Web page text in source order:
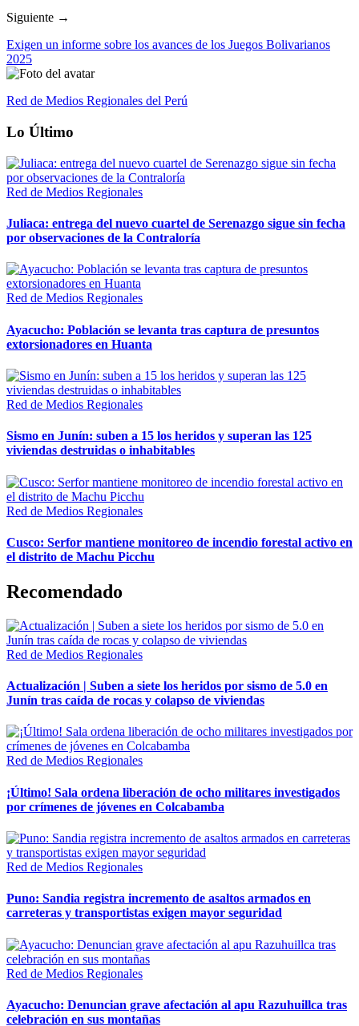
Siguiente →
Exigen un informe sobre los avances de los Juegos Bolivarianos
2025
Red de Medios Regionales del Perú
Lo Último
Red de Medios Regionales
Juliaca: entrega del nuevo cuartel de Serenazgo sigue sin fecha
por observaciones de la Contraloría
Red de Medios Regionales
Ayacucho: Población se levanta tras captura de presuntos
extorsionadores en Huanta
Red de Medios Regionales
Sismo en Junín: suben a 15 los heridos y superan las 125
viviendas destruidas o inhabitables
Red de Medios Regionales
Cusco: Serfor mantiene monitoreo de incendio forestal activo en
el distrito de Machu Picchu
Recomendado
Red de Medios Regionales
Actualización | Suben a siete los heridos por sismo de 5.0 en
Junín tras caída de rocas y colapso de viviendas
Red de Medios Regionales
¡Último! Sala ordena liberación de ocho militares investigados
por crímenes de jóvenes en Colcabamba
Red de Medios Regionales
Puno: Sandia registra incremento de asaltos armados en
carreteras y transportistas exigen mayor seguridad
Red de Medios Regionales
Ayacucho: Denuncian grave afectación al apu Razuhuillca tras
celebración en sus montañas